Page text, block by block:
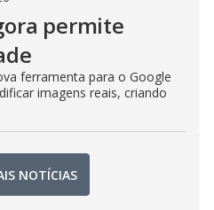
permite
ferramenta para o Google
imagens reais, criando
NOTÍCIAS